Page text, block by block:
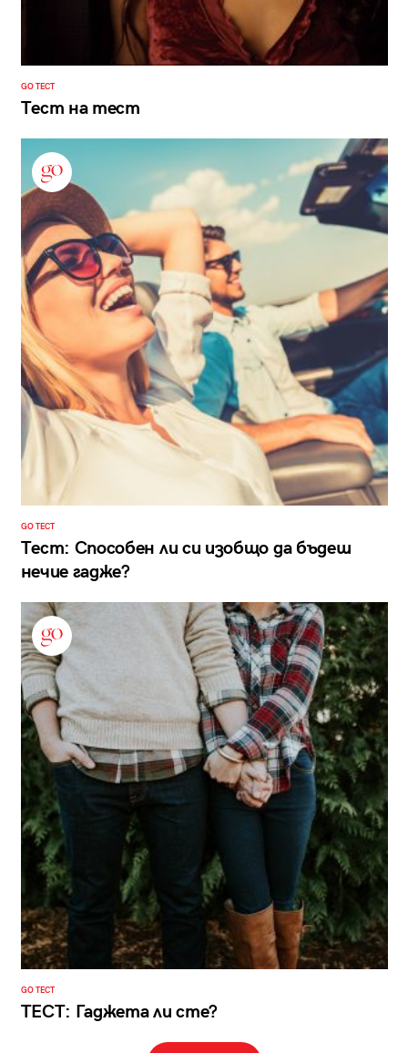
GO ТЕСТ
Тест на тест
GO ТЕСТ
Тест: Способен ли си изобщо да бъдеш
нечие гадже?
GO ТЕСТ
ТЕСТ: Гаджета ли сте?